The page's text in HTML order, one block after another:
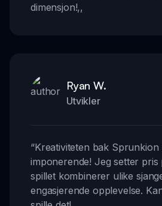
dimensjon!,,
Ryan W.
Utvikler
“Kreativiteten bak Sprunkion
imponerende! Jeg setter pris
spillet kombinerer ulike
engasjerende opplevelse.